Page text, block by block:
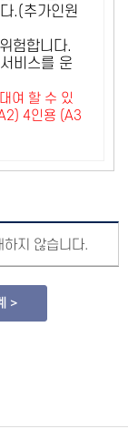
.(추가인원
험합니다.
비스를 운
여 할 수 있
4인용 (A3
지 않습니다.
>